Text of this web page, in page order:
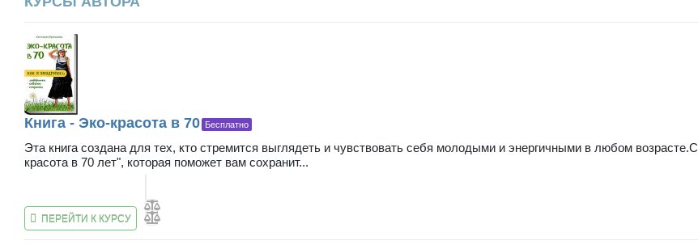
Книга - Эко-красота в 70 Бесплатно
Эта книга создана для тех, кто стремится выглядеть и чувствовать себя молодыми и энергичными в любом
красота в 70 лет", которая поможет вам сохранит...
ПЕРЕЙТИ К КУРСУ